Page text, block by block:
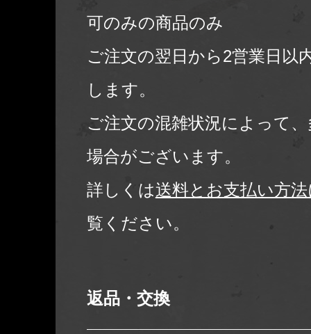
可のみの商品のみ
ご注文の翌日から2営業日以
します。
ご注文の混雑状況によって
場合がございます。
詳しくは送料とお支払い方
覧ください。
返品・交換